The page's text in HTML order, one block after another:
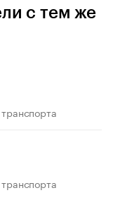
с тем же